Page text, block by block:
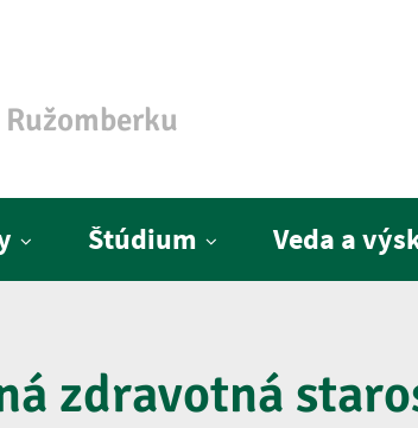
Štúdium Veda a
zdravotná